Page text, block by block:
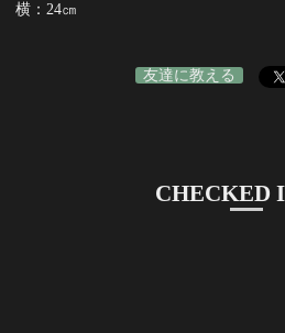
横：24㎝
友達に教える
CHECKED